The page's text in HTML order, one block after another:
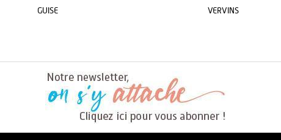
GUISE VERVINS